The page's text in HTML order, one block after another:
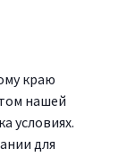
краю
нашей
условиях.
для